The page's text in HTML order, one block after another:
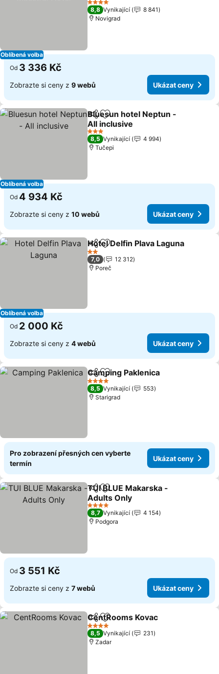
Oblíbená volba
4 Počet hvězdiček
8,8 Vynikající
8 841
Novigrad
Od 3 336 Kč
Zobrazte si ceny z 9 webů Ukázat ceny
Oblíbená volba
SdíletPřidat na seznam oblíbených
Bluesun hotel Neptun -
All inclusive
3 Počet hvězdiček
8,5 Vynikající
4 994
Tučepi
Od 4 934 Kč
Zobrazte si ceny z 10 webů Ukázat ceny
Oblíbená volba
SdíletPřidat na seznam oblíbených
Hotel Delfin Plava Laguna
2 Počet hvězdiček
7,0
12 312
Poreč
Od 2 000 Kč
Zobrazte si ceny z 4 webů Ukázat ceny
SdíletPřidat na seznam oblíbených
Camping Paklenica
4 Počet hvězdiček
8,5 Vynikající
553
Starigrad
Pro zobrazení přesných cen vyberte
termín
Ukázat ceny
SdíletPřidat na seznam oblíbených
TUI BLUE Makarska -
Adults Only
4 Počet hvězdiček
8,7 Vynikající
4 154
Podgora
Od 3 551 Kč
Zobrazte si ceny z 7 webů Ukázat ceny
SdíletPřidat na seznam oblíbených
CentRooms Kovac
4 Počet hvězdiček
8,5 Vynikající
231
Zadar